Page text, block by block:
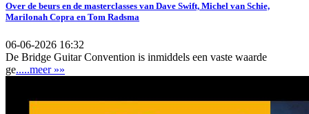
Over de beurs en de masterclasses van Dave Swift, Michel van Schie,
Marilonah Copra en Tom Radsma
06-06-2026 16:32
De Bridge Guitar Convention is inmiddels een vaste waarde
ge.....meer »»